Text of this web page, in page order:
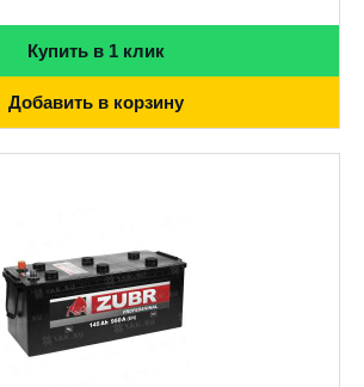
Купить в 1 клик
Добавить в корзину